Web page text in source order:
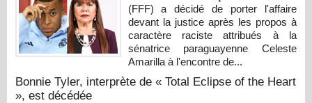
(FFF) a décidé de porter l'affaire
devant la justice après les propos à
caractère raciste attribués à la
sénatrice paraguayenne Celeste
Amarilla à l'encontre de...
Bonnie Tyler, interprète de « Total Eclipse of the Heart
», est décédée